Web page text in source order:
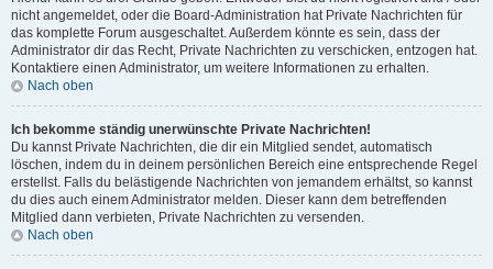
nicht angemeldet, oder die Board-Administration hat Private Nachrichten für
das komplette Forum ausgeschaltet. Außerdem könnte es sein, dass der
Administrator dir das Recht, Private Nachrichten zu verschicken, entzogen hat.
Kontaktiere einen Administrator, um weitere Informationen zu erhalten.
Nach oben
Ich bekomme ständig unerwünschte Private Nachrichten!
Du kannst Private Nachrichten, die dir ein Mitglied sendet, automatisch
löschen, indem du in deinem persönlichen Bereich eine entsprechende Regel
erstellst. Falls du belästigende Nachrichten von jemandem erhältst, so kannst
du dies auch einem Administrator melden. Dieser kann dem betreffenden
Mitglied dann verbieten, Private Nachrichten zu versenden.
Nach oben